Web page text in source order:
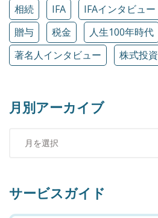
相続
IFA IFAインタビュー
贈与
税金 人生100年時代
著名人インタビュー
株式投資
月別アーカイブ
サービスガイド